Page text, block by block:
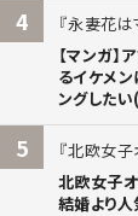
4
永妻花は
【マンガ
るイケメン
ングしたい
5
北欧女子
北欧女子
結婚より